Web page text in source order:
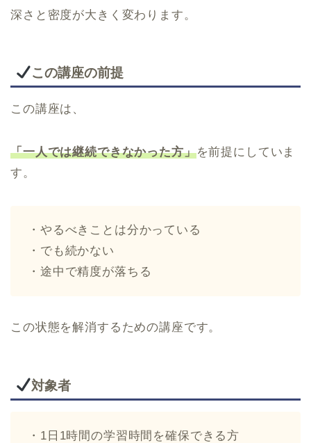
深さと密度が大きく変わります。
この講座の前提
この講座は、
「一人では継続できなかった方」を前提にしていま
す。
・やるべきことは分かっている
・でも続かない
・途中で精度が落ちる
この状態を解消するための講座です。
対象者
・1日1時間の学習時間を確保できる方